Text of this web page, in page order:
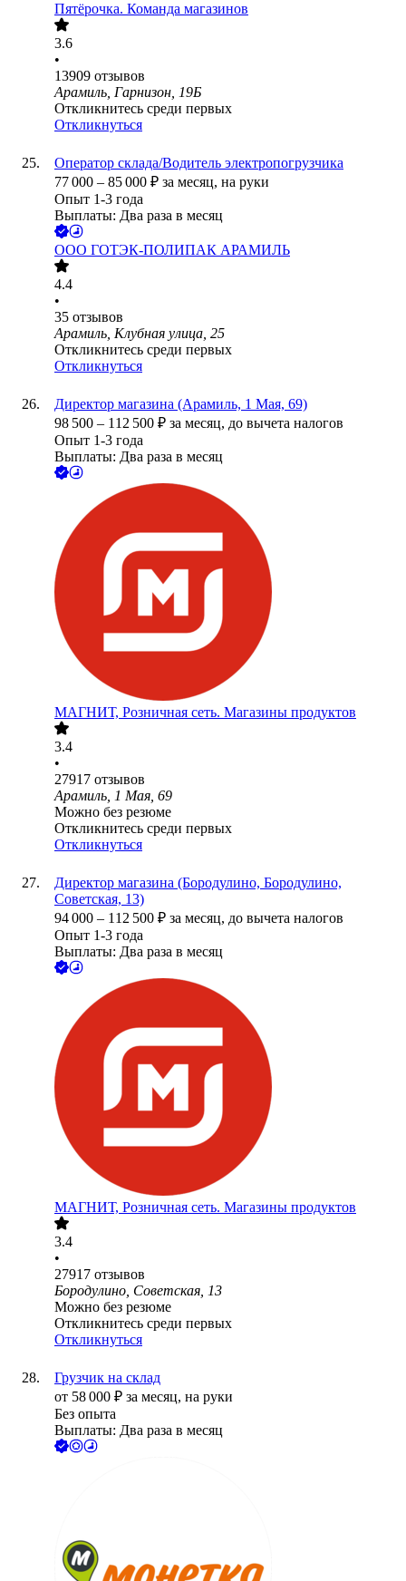
Пятёрочка. Команда магазинов
3.6
•
13909 отзывов
Арамиль, Гарнизон, 19Б
Откликнитесь среди первых
Откликнуться
Оператор склада/Водитель электропогрузчика
77 000 – 85 000 ₽ за месяц, на руки
Опыт 1-3 года
Выплаты: Два раза в месяц
ООО ГОТЭК-ПОЛИПАК АРАМИЛЬ
4.4
•
35 отзывов
Арамиль, Клубная улица, 25
Откликнитесь среди первых
Откликнуться
Директор магазина (Арамиль, 1 Мая, 69)
98 500 – 112 500 ₽ за месяц, до вычета налогов
Опыт 1-3 года
Выплаты: Два раза в месяц
МАГНИТ, Розничная сеть. Магазины продуктов
3.4
•
27917 отзывов
Арамиль, 1 Мая, 69
Можно без резюме
Откликнитесь среди первых
Откликнуться
Директор магазина (Бородулино, Бородулино,
Советская, 13)
94 000 – 112 500 ₽ за месяц, до вычета налогов
Опыт 1-3 года
Выплаты: Два раза в месяц
МАГНИТ, Розничная сеть. Магазины продуктов
3.4
•
27917 отзывов
Бородулино, Советская, 13
Можно без резюме
Откликнитесь среди первых
Откликнуться
Грузчик на склад
от 58 000 ₽ за месяц, на руки
Без опыта
Выплаты: Два раза в месяц